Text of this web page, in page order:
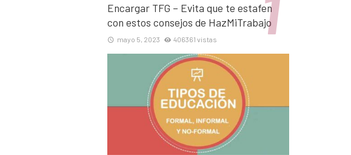
Encargar TFG – Evita que te estafen
con estos consejos de HazMiTrabajo
mayo 5, 2023 406361 vistas